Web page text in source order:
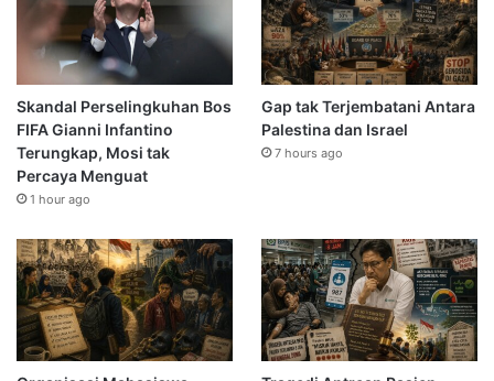
Skandal Perselingkuhan Bos
FIFA Gianni Infantino
Terungkap, Mosi tak
Percaya Menguat
1 hour ago
Gap tak Terjembatani Antara
Palestina dan Israel
7 hours ago